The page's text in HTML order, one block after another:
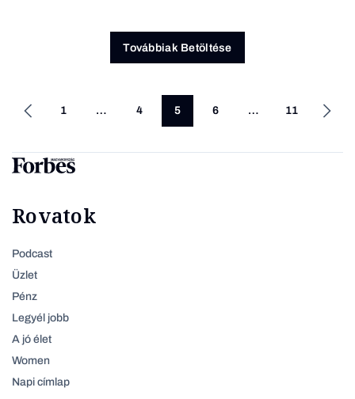
Továbbiak Betöltése
1 … 4 5 6 … 11
Rovatok
Podcast
Üzlet
Pénz
Legyél jobb
A jó élet
Women
Napi címlap